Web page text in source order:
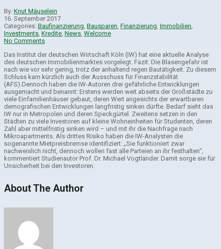
By: Knut Mäuselein
16. September 2017
Categories: Baufinanzierung Bausparen Finanzierung Immobilien
Investments Kredite News Welcome
No Comments
Das Institut der deutschen Wirtschaft Köln (IW) hat eine aktuelle Analyse
des deutschen Immobilienmarktes vorgelegt. Fazit: Die Blasengefahr ist
nach wie vor sehr gering, trotz der anhaltend regen Bautätigkeit. Zu diesem
Schluss kam kürzlich auch der Ausschuss für Finanzstabilität
(AFS). Dennoch haben die IW-Autoren drei gefährliche Entwicklungen
ausgemacht und benannt: Erstens werden weit abseits der Großstädte zu
viele Einfamilienhäuser gebaut, deren Wert angesichts der erwartbaren
demografischen Entwicklungen langfristig sinken dürfte. Bedarf sieht das
IW nur in Metropolen und deren Speckgürtel. Zweitens setzen in den
Städten zu viele Investoren auf kleine Wohneinheiten für Studenten, deren
Zahl aber mittelfristig sinken wird – und mit ihr die Nachfrage nach
Mikroapartments. Als drittes Risiko haben die IW-Analysten die
sogenannte Mietpreisbremse identifiziert: „Sie funktioniert zwar
nachweislich nicht, dennoch wollen fast alle Parteien an ihr festhalten“,
kommentiert Studienautor Prof. Dr. Michael Vogtländer. Damit sorge sie für
Unsicherheit bei den Investoren.
About The Author